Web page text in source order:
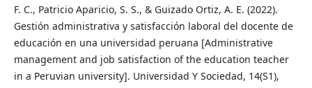
F. C., Patricio Aparicio, S. S., & Guizado Ortiz, A. E. (2022).
Gestión administrativa y satisfacción laboral del docente de
educación en una universidad peruana [Administrative
management and job satisfaction of the education teacher
in a Peruvian university]. Universidad Y Sociedad, 14(S1),